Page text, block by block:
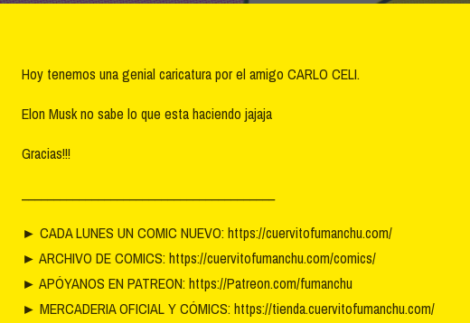
Hoy tenemos una genial caricatura por el amigo CARLO CELI.
Elon Musk no sabe lo que esta haciendo jajaja
Gracias!!!
► CADA LUNES UN COMIC NUEVO: https://cuervitofumanchu.com/
► ARCHIVO DE COMICS: https://cuervitofumanchu.com/comics/
► APÓYANOS EN PATREON: https://Patreon.com/fumanchu
► MERCADERIA OFICIAL Y CÓMICS: https://tienda.cuervitofumanchu.com/